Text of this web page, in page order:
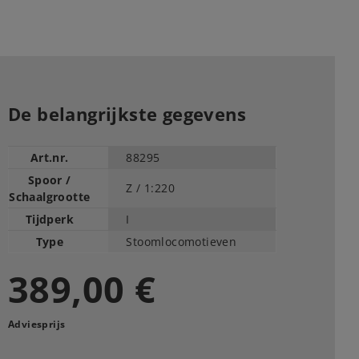
De belangrijkste gegevens
Art.nr.
88295
Spoor /
Schaalgrootte
Z / 1:220
Tijdperk
I
Type
Stoomlocomotieven
389,00 €
Adviesprijs